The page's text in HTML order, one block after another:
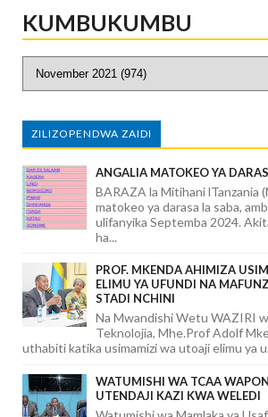
KUMBUKUMBU
ZILIZOPENDWA ZAIDI
ANGALIA MATOKEO YA
BARAZA la Mitihani lTanzania
matokeo ya darasa la saba,
ulifanyika Septemba 2024.
ha...
PROF. MKENDA AHIMIZA
ELIMU YA UFUNDI NA
STADI NCHINI
Na Mwandishi Wetu WAZIRI
Teknolojia, Mhe.Prof Adolf
uthabiti katika usimamizi wa utoaji elimu ya
WATUMISHI WA TCAA
UTENDAJI KAZI KWA WELEDI